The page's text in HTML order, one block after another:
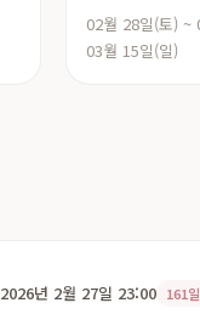
02월 28일(토) ~
03월 15일(일)
2026년 2월 27일 23:00 161